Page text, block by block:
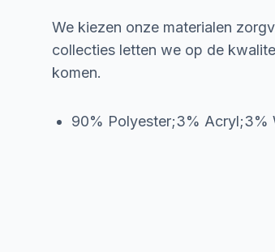
We kiezen onze materialen
collecties letten we op de
komen.
90% Polyester;3% Acryl;3%